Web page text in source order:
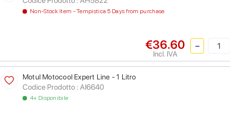
Non-Stock Item - Tempistica 5 Days from purchase
€36.60
Incl. IVA
Motul Motocool Expert Line - 1 Litro
Codice Prodotto : AI6640
4+ Disponibile